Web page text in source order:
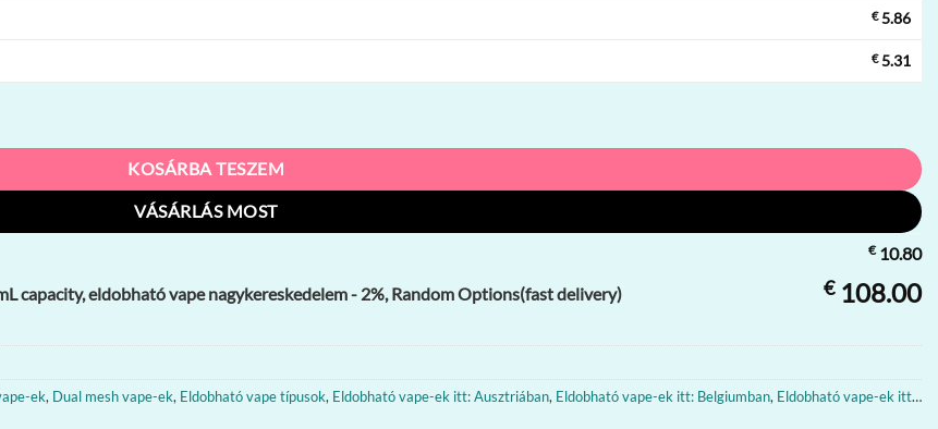
€5.86
€5.31
eldobható vape nagykereskedelem mennyiség
KOSÁRBA TESZEM
VÁSÁRLÁS MOST
€10.80
capacity, eldobható vape nagykereskedelem - 2%, Random Options(fast delivery)
€108.00
ek, Dual mesh vape-ek, Eldobható vape típusok, Eldobható vape-ek itt: Ausztriában, Eldobható vape-ek itt: Belgiumban, Eldobható vape-ek itt: Európában